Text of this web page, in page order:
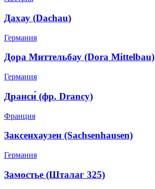
Дахау (Dachau)
Германия
Дора Миттельбау (Dora Mittelbau)
Германия
Дранси́ (фр. Drancy)
Франция
Заксенхаузен (Sachsenhausen)
Германия
Замостье (Шталаг 325)